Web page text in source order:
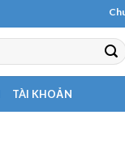
Chuyên
TÀI KHOẢN